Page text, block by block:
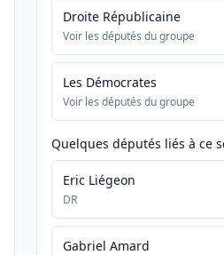
Droite Républicaine
Voir les députés du groupe
Les Démocrates
Voir les députés du groupe
Quelques députés liés à ce
Eric Liégeon
DR
Gabriel Amard